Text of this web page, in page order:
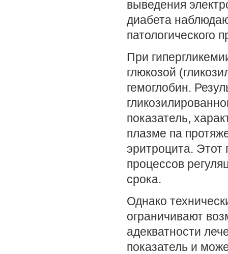
выведения
диабета
патологического
При
глюкозой
гемоглобин.
показатель,
плазме па
эритроцита. Этот
процессов
срока.
Однако
ограничивают
адекватности
показатель и